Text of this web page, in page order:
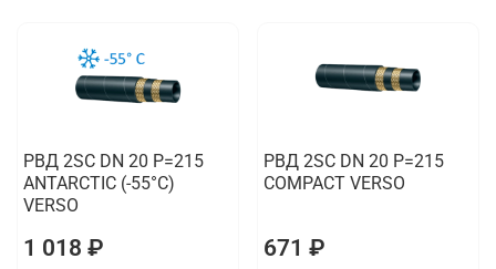
РВД 2SC DN 20 P=215
ANTARCTIC (-55°C)
VERSO
1 018 ₽
РВД 2SC DN 20 P=215
COMPACT VERSO
671 ₽